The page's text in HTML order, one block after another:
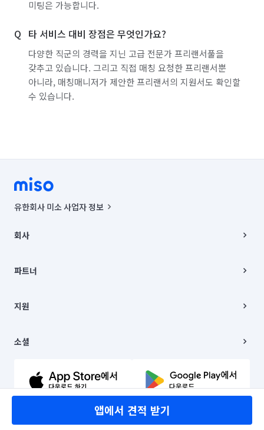
미팅은 가능합니다.
타 서비스 대비 장점은 무엇인가요?
다양한 직군의 경력을 지닌 고급 전문가 프리랜서풀을
갖추고 있습니다. 그리고 직접 매칭 요청한 프리랜서뿐
아니라, 매칭매니저가 제안한 프리랜서의 지원서도 확인할
수 있습니다.
앱에서 견적 받기
유한회사 미소 사업자 정보
00019 |
주소 | 본사: 서울특별시 종로구 율곡로 6(중학동, 트윈트리빌딩) B동 5층
컨택센터 : 서울특별시 종로구 수송동 율곡로 24, 7층, 8층 미소
상품, 상품정보, 거래에 관한 의무와 책임은 거래당사자에게 있습니다.
언론 보도 관련 문의:
© 유한회사 미소. Miso, Inc. All Rights Reserved.
회사
채용
파트너
이사
지원
이용약관
문의하기
소셜
유튜브